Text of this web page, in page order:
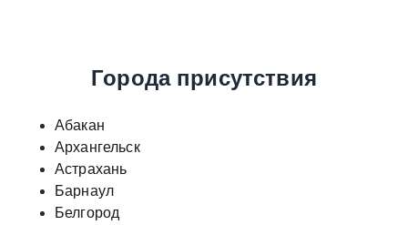
Города присутствия
Абакан
Архангельск
Астрахань
Барнаул
Белгород